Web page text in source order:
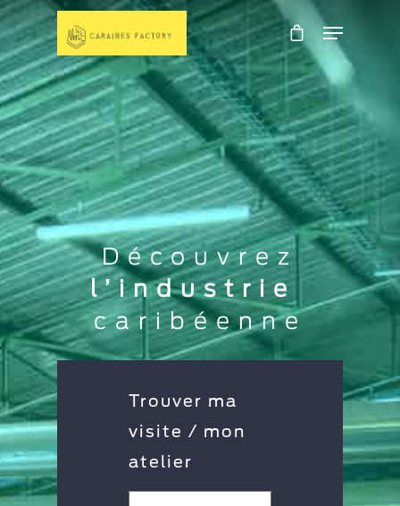
Découvrez
l’industrie
caribéenne
Trouver ma
visite / mon
atelier